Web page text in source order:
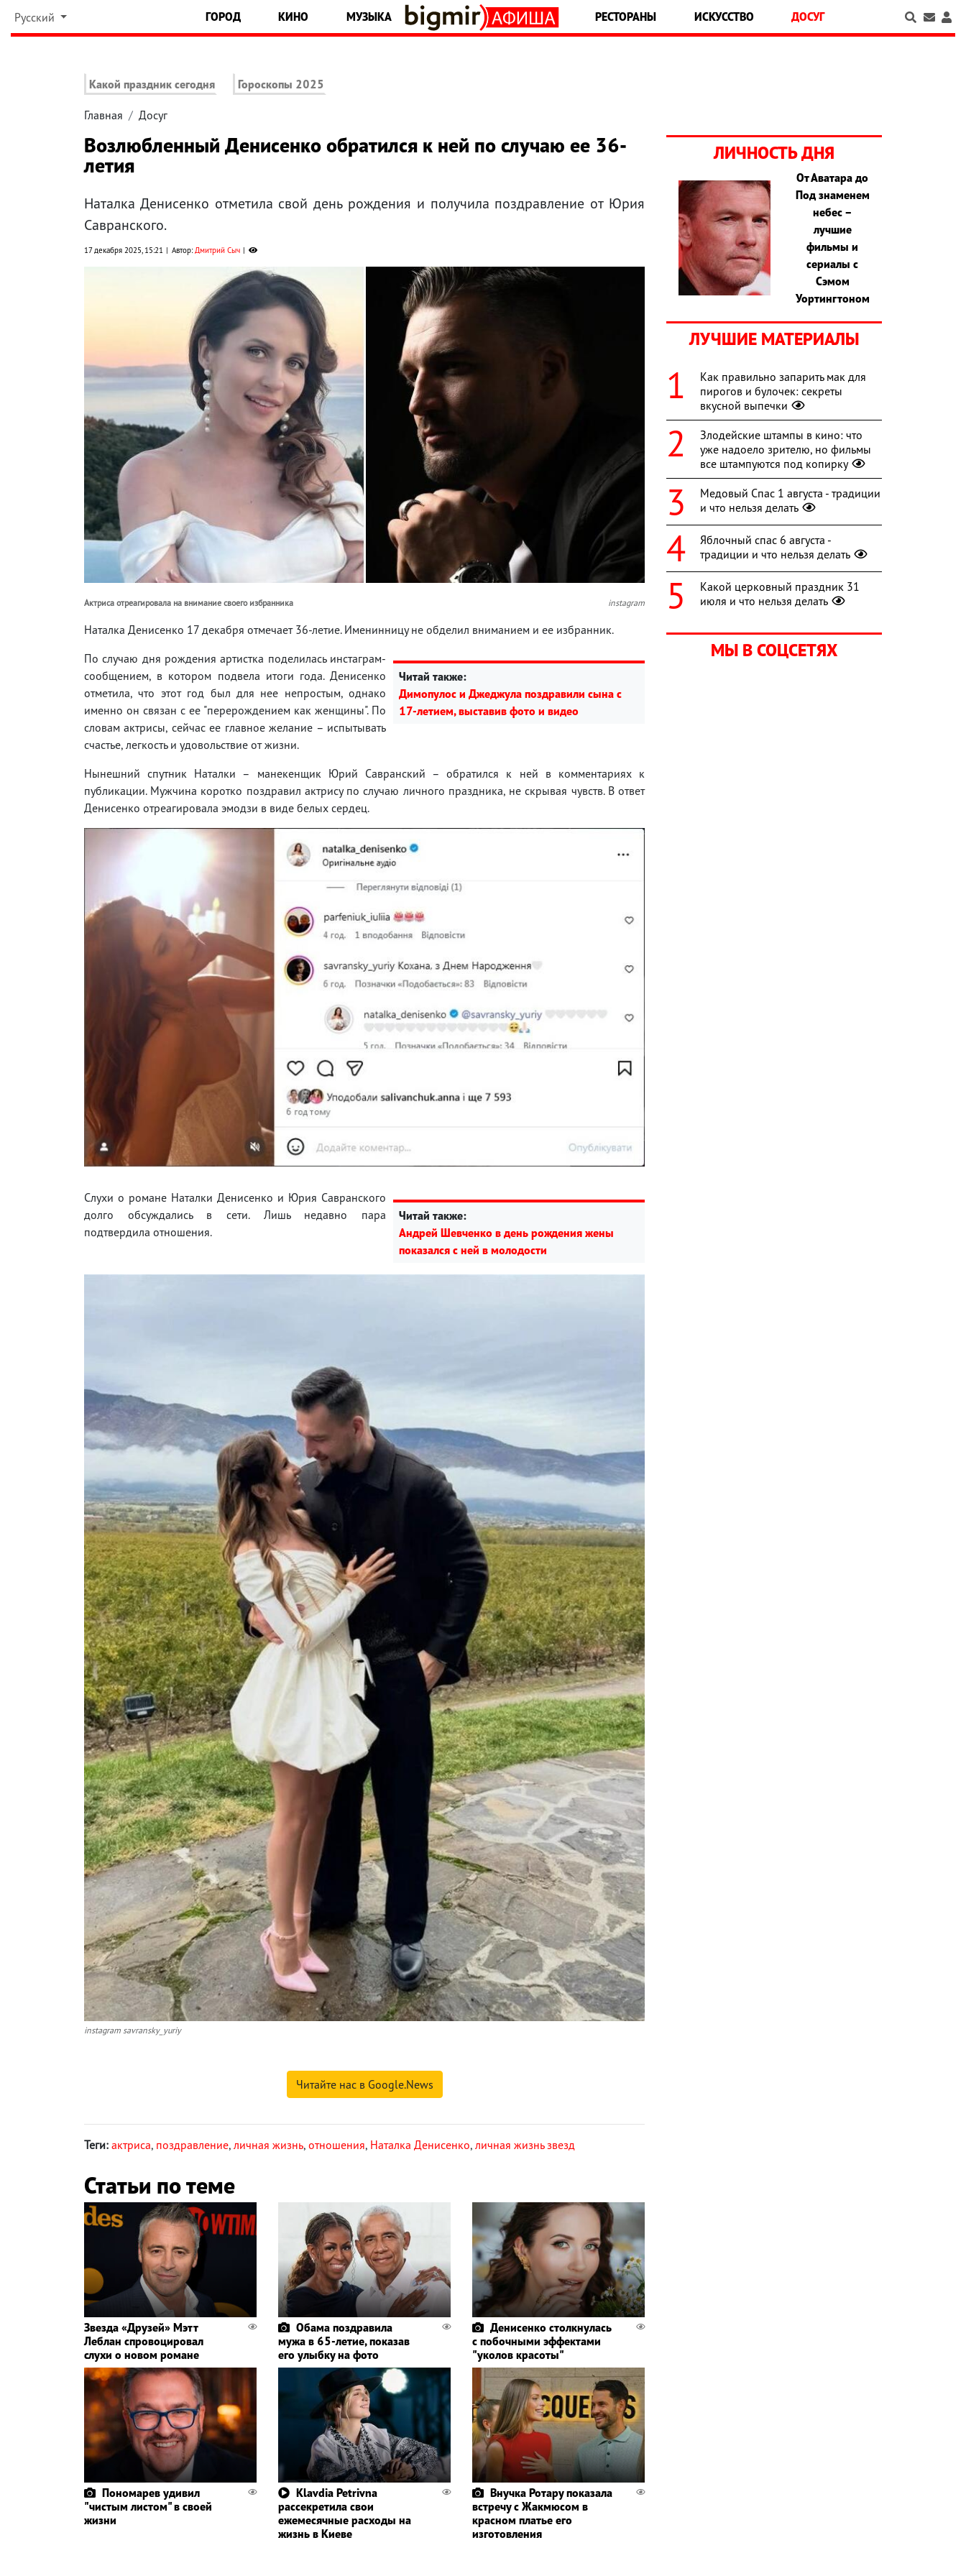
Русский ГОРОД КИНО МУЗЫКА РЕСТОРАНЫ ИСКУССТВО ДОСУГ
Какой праздник сегодня Гороскопы 2025
Главная Досуг
Возлюбленный Денисенко обратился к ней по случаю ее 36-
летия
Наталка Денисенко отметила свой день рождения и получила поздравление от Юрия
Савранского.
17 декабря 2025, 15:21 Автор:Дмитрий Сыч
Актриса отреагировала на внимание своего избранника instagram
Наталка Денисенко 17 декабря отмечает 36-летие. Именинницу не обделил вниманием и ее избранник.
Читай также:
Димопулос и Джеджула поздравили сына с
17-летием, выставив фото и видео
По случаю дня рождения артистка поделилась инстаграм-
сообщением, в котором подвела итоги года. Денисенко
отметила, что этот год был для нее непростым, однако
именно он связан с ее "перерождением как женщины". По
словам актрисы, сейчас ее главное желание – испытывать
счастье, легкость и удовольствие от жизни.
Нынешний спутник Наталки – манекенщик Юрий Савранский – обратился к ней в комментариях к
публикации. Мужчина коротко поздравил актрису по случаю личного праздника, не скрывая чувств. В ответ
Денисенко отреагировала эмодзи в виде белых сердец.
Читай также:
Андрей Шевченко в день рождения жены
показался с ней в молодости
Слухи о романе Наталки Денисенко и Юрия Савранского
долго обсуждались в сети. Лишь недавно пара
подтвердила отношения.
instagram savransky_yuriy
Читайте нас в Google.News
Теги: актриса, поздравление, личная жизнь, отношения, Наталка Денисенко, личная жизнь звезд
Статьи по теме
Звезда «Друзей» Мэтт
Леблан спровоцировал
слухи о новом романе
Обама поздравила
мужа в 65-летие, показав
его улыбку на фото
Денисенко столкнулась
с побочными эффектами
"уколов красоты"
Пономарев удивил
"чистым листом" в своей
жизни
Klavdia Petrivna
рассекретила свои
ежемесячные расходы на
жизнь в Киеве
Внучка Ротару показала
встречу с Жакмюсом в
красном платье его
изготовления
ЛИЧНОСТЬ ДНЯ
От Аватара до
Под знаменем
небес –
лучшие
фильмы и
сериалы с
Сэмом
Уортингтоном
ЛУЧШИЕ МАТЕРИАЛЫ
Как правильно запарить мак для
пирогов и булочек: секреты
вкусной выпечки
Злодейские штампы в кино: что
уже надоело зрителю, но фильмы
все штампуются под копирку
Медовый Спас 1 августа - традиции
и что нельзя делать
Яблочный спас 6 августа -
традиции и что нельзя делать
Какой церковный праздник 31
июля и что нельзя делать
МЫ В СОЦСЕТЯХ